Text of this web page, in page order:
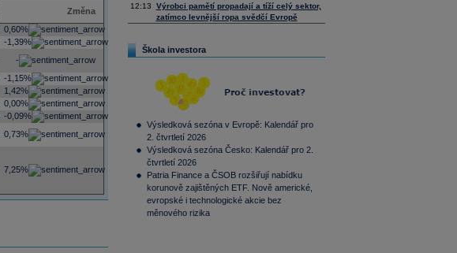
Změna
0,60%
-1,39%
-
-1,15%
1,42%
0,00%
-0,09%
0,73%
7,25%
12:13
Výrobci pamětí propadají a tíží celý sektor,
zatímco levnější ropa svědčí Evropě
Škola investora
Výsledková sezóna v Evropě: Kalendář pro
2. čtvrtletí 2026
Výsledková sezóna Česko: Kalendář pro 2.
čtvrtletí 2026
Patria Finance a ČSOB rozšiřují nabídku
korunově zajištěných ETF. Nově americké,
evropské i technologické akcie bez
měnového rizika